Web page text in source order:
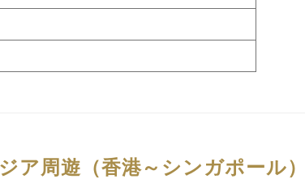
ア周遊（香港～シンガポール）